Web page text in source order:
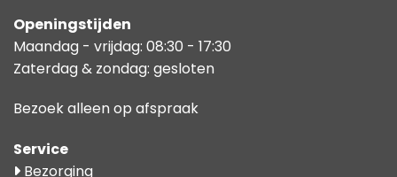
Openingstijden
Maandag - vrijdag: 08:30 - 17:30
Zaterdag & zondag: gesloten
Bezoek alleen op afspraak
Service
Bezorging